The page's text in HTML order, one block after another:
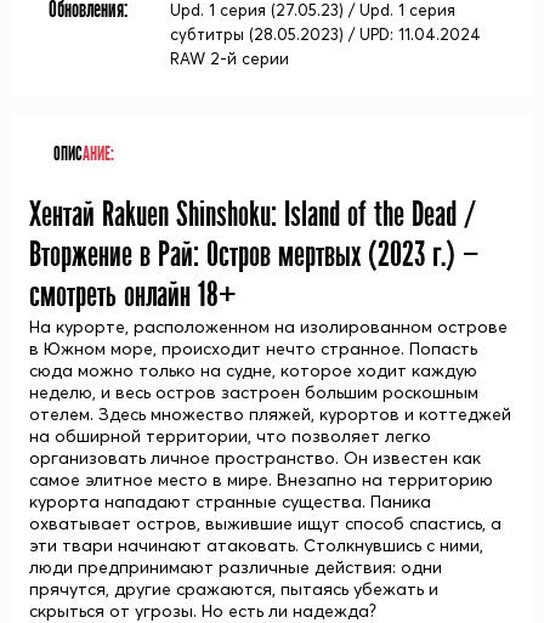
Обновления:
Upd. 1 серия (27.05.23) / Upd. 1 серия
субтитры (28.05.2023) / UPD: 11.04.2024
RAW 2-й серии
ОПИСАНИЕ:
Хентай Rakuen Shinshoku: Island of the Dead /
Вторжение в Рай: Остров мертвых (2023 г.) —
смотреть онлайн 18+
На курорте, расположенном на изолированном острове
в Южном море, происходит нечто странное. Попасть
сюда можно только на судне, которое ходит каждую
неделю, и весь остров застроен большим роскошным
отелем. Здесь множество пляжей, курортов и коттеджей
на обширной территории, что позволяет легко
организовать личное пространство. Он известен как
самое элитное место в мире. Внезапно на территорию
курорта нападают странные существа. Паника
охватывает остров, выжившие ищут способ спастись, а
эти твари начинают атаковать. Столкнувшись с ними,
люди предпринимают различные действия: одни
прячутся, другие сражаются, пытаясь убежать и
скрыться от угрозы. Но есть ли надежда?